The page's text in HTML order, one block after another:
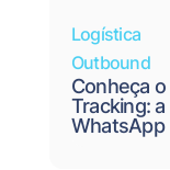
Logística
Outbound
Conheça
Tracking:
WhatsApp